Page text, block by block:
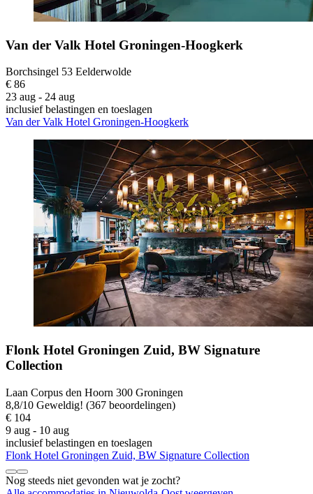
Van der Valk Hotel Groningen-Hoogkerk
Borchsingel 53 Eelderwolde
€ 86
23 aug - 24 aug
inclusief belastingen en toeslagen
Van der Valk Hotel Groningen-Hoogkerk
Flonk Hotel Groningen Zuid, BW Signature
Collection
Laan Corpus den Hoorn 300 Groningen
8,8/10 Geweldig! (367 beoordelingen)
€ 104
9 aug - 10 aug
inclusief belastingen en toeslagen
Flonk Hotel Groningen Zuid, BW Signature Collection
Nog steeds niet gevonden wat je zocht?